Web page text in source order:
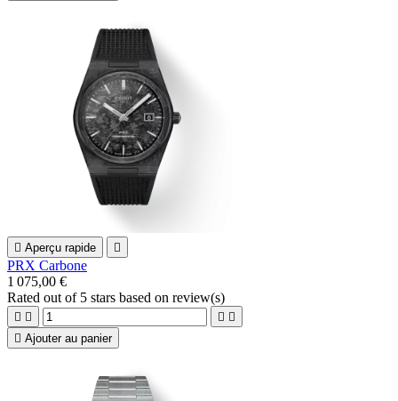
 Aperçu rapide 
PRX Carbone
1 075,00 €
Rated out of 5 stars based on review(s)
   
 Ajouter au panier